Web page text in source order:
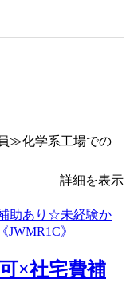
≫化学系工場での
詳細を表示
×社宅費補